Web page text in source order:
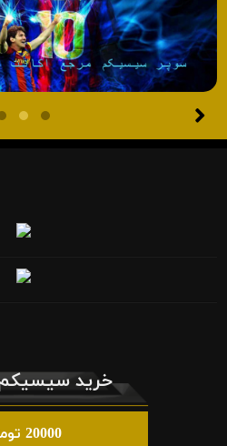
خرید
20000 تومان